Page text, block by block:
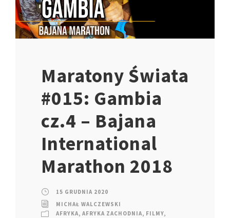
Maratony Świata
#015: Gambia
cz.4 – Bajana
International
Marathon 2018
15 GRUDNIA 2020
MICHAŁ WALCZEWSKI
AFRYKA, AFRYKA ZACHODNIA, FILMY,